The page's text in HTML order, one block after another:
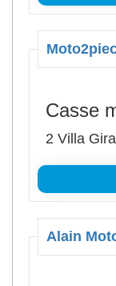
Casse
2 Villa
Alain